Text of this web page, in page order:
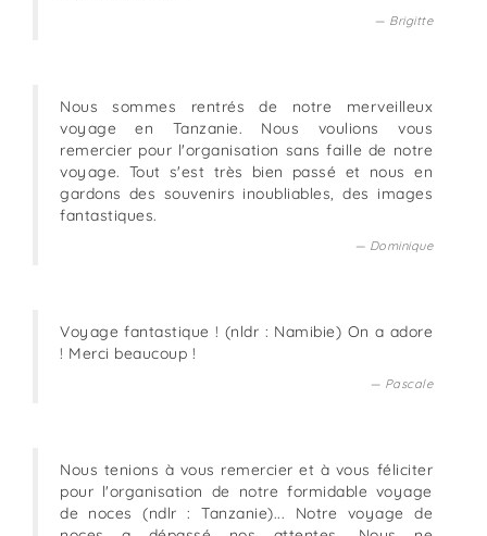
Brigitte
Nous sommes rentrés de notre merveilleux
voyage en Tanzanie. Nous voulions vous
remercier pour l'organisation sans faille de notre
voyage. Tout s'est très bien passé et nous en
gardons des souvenirs inoubliables, des images
fantastiques.
Dominique
Voyage fantastique ! (nldr : Namibie) On a adore
! Merci beaucoup !
Pascale
Nous tenions à vous remercier et à vous féliciter
pour l'organisation de notre formidable voyage
de noces (ndlr : Tanzanie)... Notre voyage de